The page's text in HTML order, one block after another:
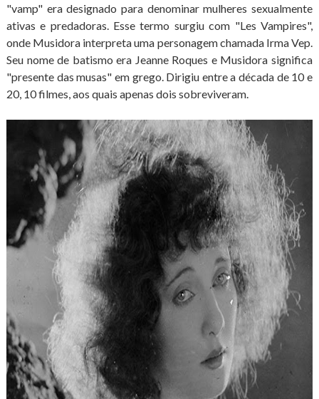
"vamp" era designado para denominar mulheres sexualmente
ativas e predadoras. Esse termo surgiu com "Les Vampires",
onde Musidora interpreta uma personagem chamada Irma Vep.
Seu nome de batismo era Jeanne Roques e Musidora significa
"presente das musas" em grego. Dirigiu entre a década de 10 e
20, 10 filmes, aos quais apenas dois sobreviveram.